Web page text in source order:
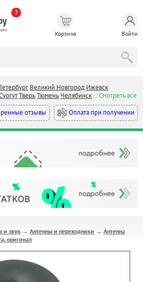
?
Корзина Войти
Великий Новгород Ижевск
ТверьТюмень Челябинск...Смотреть все
отзывы
Оплата при получении
и звук → Антенны и переходники → Антенна
оригинал